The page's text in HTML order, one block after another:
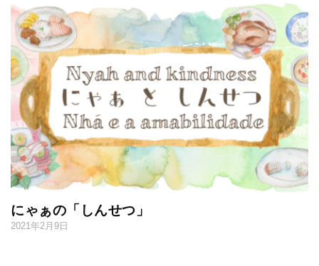
にゃぁの「しんせつ」
2021年2月9日